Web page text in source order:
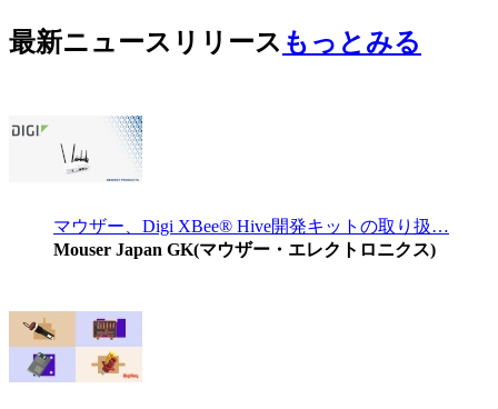
最新ニュースリリース もっとみる
マウザー、Digi XBee® Hive開発キットの取り扱…
Mouser Japan GK(マウザー・エレクトロニクス)